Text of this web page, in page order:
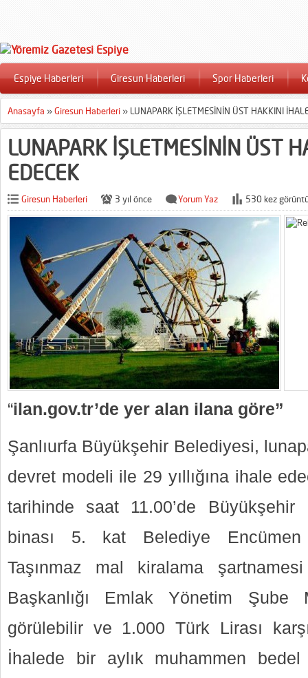
Espiye Haberleri Giresun Haberleri Spor Haberleri
Anasayfa »Giresun Haberleri » LUNAPARK İŞLETMESİNİN ÜST HAKKINI
LUNAPARK İŞLETMESİNİN ÜST
EDECEK
Giresun Haberleri 3 yıl önce Yorum Yaz 530 kez
“ilan.gov.tr’de yer alan ilana göre”
Şanlıurfa Büyükşehir Belediyesi,
devret modeli ile 29 yıllığına ihale
tarihinde saat 11.00’de
binası 5. kat Belediye Encümen
Taşınmaz mal kiralama
Başkanlığı Emlak Yönetim Şube
görülebilir ve 1.000 Türk Lirası
İhalede bir aylık muhammen bedel